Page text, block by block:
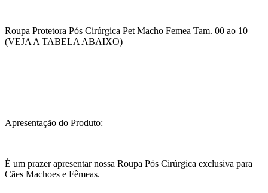
Roupa Protetora Pós Cirúrgica Pet Macho Femea Tam. 00 ao 10
(VEJA A TABELA ABAIXO)
Apresentação do Produto:
É um prazer apresentar nossa Roupa Pós Cirúrgica exclusiva para
Cães Machoes e Fêmeas.